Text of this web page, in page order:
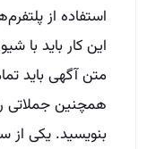
استفاده از
این کار باید با
متن آگهی باید
همچنین جملاتی
بنویسید. یکی از